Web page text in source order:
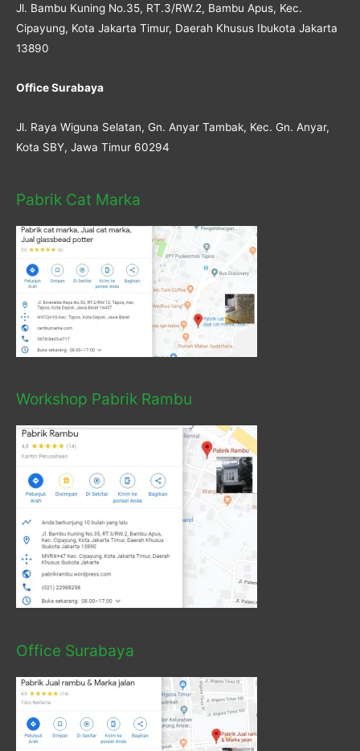
Jl. Bambu Kuning No.35, RT.3/RW.2, Bambu Apus, Kec.
Cipayung, Kota Jakarta Timur, Daerah Khusus Ibukota Jakarta
13890
Office Surabaya
Jl. Raya Wiguna Selatan, Gn. Anyar Tambak, Kec. Gn. Anyar,
Kota SBY, Jawa Timur 60294
Pabrik Cat Marka
Workshop Pabrik Rambu
Office Surabaya